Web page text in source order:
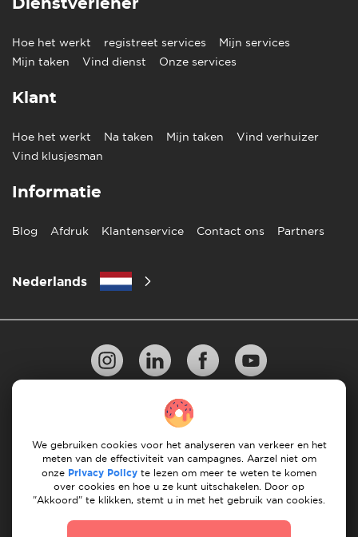
Dienstverlener
Hoe het werkt registreet services
Mijn services
Mijn taken
Vind dienst Onze services
Klant
Hoe het werkt Na taken Mijn taken
Vind verhuizer
Vind klusjesman
Informatie
Blog Afdruk Klantenservice Contact ons Partners
Nederlands
10 regels voor succesvol verhuizen
Richtlijnen voor betaling Algemene Voorwaarden
Annuleren & terugbetalingen
We gebruiken cookies voor het analyseren van verkeer en het
meten van de effectiviteit van campagnes. Aarzel niet om
onze Privacy Policy te lezen om meer te weten te komen
over cookies en hoe u ze kunt uitschakelen. Door op
"Akkoord" te klikken, stemt u in met het gebruik van cookies.